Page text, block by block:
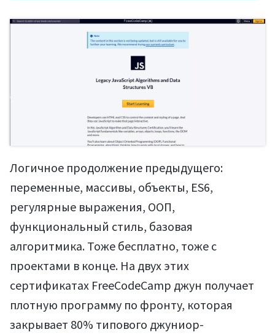
Логичное продолжение предыдущего:
переменные, массивы, объекты, ES6,
регулярные выражения, ООП,
функциональный стиль, базовая
алгоритмика. Тоже бесплатно, тоже с
проектами в конце. На двух этих
сертификатах FreeCodeCamp джун получает
плотную программу по фронту, которая
закрывает 80% типового джуниор-